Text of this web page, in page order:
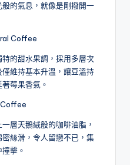
的氣息，就像是剛撥開一
Coffee
的甜水果調，採用多層次
維持基本升溫，讓豆溫持
莓果香氣。
Coffee
層天鵝絨般的咖啡油脂，
絲滑，令人留戀不已，集
擊。